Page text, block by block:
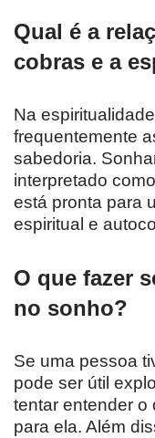
Qual é a
cobras e a
Na
frequentemente
sabedoria.
interpretado
está pronta para
espiritual e
O que fazer
no sonho?
Se uma pessoa
pode ser útil
tentar entender o
para ela. Além